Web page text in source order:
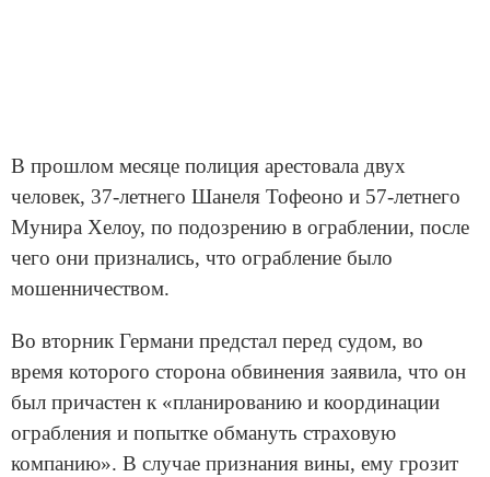
В прошлом месяце полиция арестовала двух
человек, 37-летнего Шанеля Тофеоно и 57-летнего
Мунира Хелоу, по подозрению в ограблении, после
чего они признались, что ограбление было
мошенничеством.
Во вторник Германи предстал перед судом, во
время которого сторона обвинения заявила, что он
был причастен к «планированию и координации
ограбления и попытке обмануть страховую
компанию». В случае признания вины, ему грозит